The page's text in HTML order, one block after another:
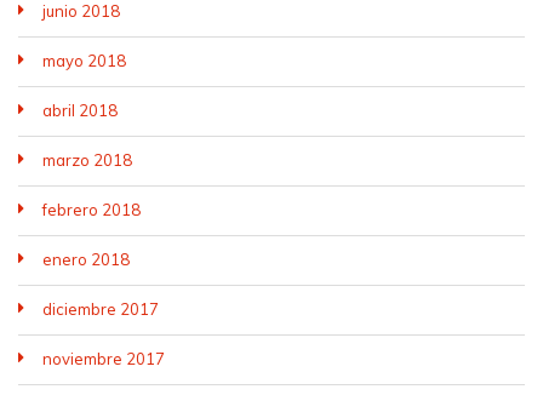
junio 2018
mayo 2018
abril 2018
marzo 2018
febrero 2018
enero 2018
diciembre 2017
noviembre 2017